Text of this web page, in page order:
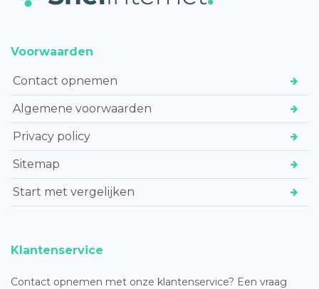
Voorwaarden
Contact opnemen
Algemene voorwaarden
Privacy policy
Sitemap
Start met vergelijken
Klantenservice
Contact opnemen met onze klantenservice? Een vraag